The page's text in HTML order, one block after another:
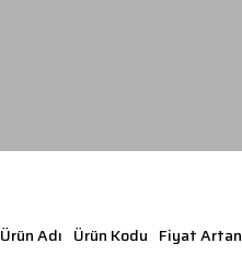
Ürün Adı Ürün Kodu Fiyat Artan